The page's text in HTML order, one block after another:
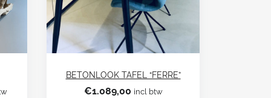
BETONLOOK TAFEL “FERRE”
€1.089,00 incl btw